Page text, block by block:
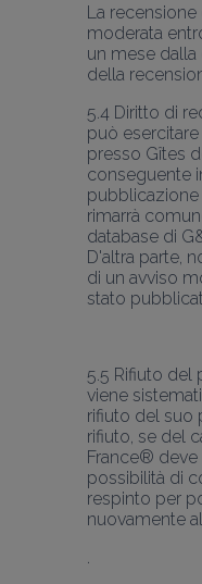
La
moderata
un mese
5.4 Diritto di
può
presso Gîtes
conseguente
pubblicazione
rimarrà
database di
D'altra parte,
di un avviso
stato
5.5 Rifiuto del
viene
rifiuto del suo
rifiuto, se del
France® deve
possibilità di
respinto per
nuovamente